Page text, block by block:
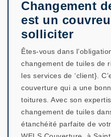
Changement
est un
solliciter
Êtes-vous dans
changement de tuiles de
les services de ‘client}.
couverture qui a une
toitures. Avec son
changement de tuiles
étanchéité parfaite de